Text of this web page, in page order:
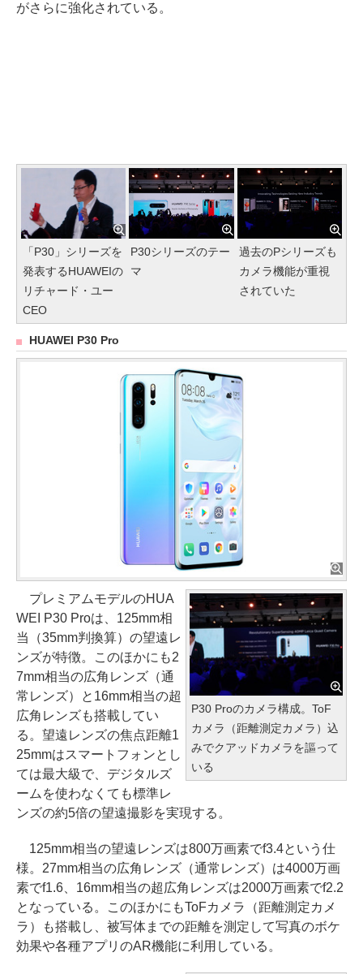
がさらに強化されている。
「P30」シリーズを
発表するHUAWEIの
リチャード・ユー
CEO
P30シリーズのテー
マ
過去のPシリーズも
カメラ機能が重視
されていた
HUAWEI P30 Pro
P30 Proのカメラ構成。ToF
カメラ（距離測定カメラ）込
みでクアッドカメラを謳って
いる
プレミアムモデルのHUA
WEI P30 Proは、125mm相
当（35mm判換算）の望遠レ
ンズが特徴。このほかにも2
7mm相当の広角レンズ（通
常レンズ）と16mm相当の超
広角レンズも搭載してい
る。望遠レンズの焦点距離1
25mmはスマートフォンとし
ては最大級で、デジタルズ
ームを使わなくても標準レ
ンズの約5倍の望遠撮影を実現する。
125mm相当の望遠レンズは800万画素でf3.4という仕
様。27mm相当の広角レンズ（通常レンズ）は4000万画
素でf1.6、16mm相当の超広角レンズは2000万画素でf2.2
となっている。このほかにもToFカメラ（距離測定カメ
ラ）も搭載し、被写体までの距離を測定して写真のボケ
効果や各種アプリのAR機能に利用している。